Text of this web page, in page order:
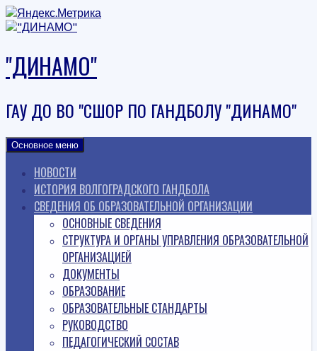
Наверх
"ДИНАМО"
ГАУ ДО ВО "СШОР ПО ГАНДБОЛУ "ДИНАМО"
Основное меню
НОВОСТИ
ИСТОРИЯ ВОЛГОГРАДСКОГО ГАНДБОЛА
СВЕДЕНИЯ ОБ ОБРАЗОВАТЕЛЬНОЙ ОРГАНИЗАЦИИ
ОСНОВНЫЕ СВЕДЕНИЯ
СТРУКТУРА И ОРГАНЫ УПРАВЛЕНИЯ ОБРАЗОВАТЕЛЬНОЙ
ОРГАНИЗАЦИЕЙ
ДОКУМЕНТЫ
ОБРАЗОВАНИЕ
ОБРАЗОВАТЕЛЬНЫЕ СТАНДАРТЫ
РУКОВОДСТВО
ПЕДАГОГИЧЕСКИЙ СОСТАВ